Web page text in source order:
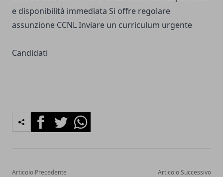
e disponibilità immediata Si offre regolare
assunzione CCNL Inviare un curriculum urgente
Candidati
FacebookTwitterWhatsapp
Articolo Precedente Articolo Successivo